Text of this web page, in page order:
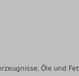
Öle und